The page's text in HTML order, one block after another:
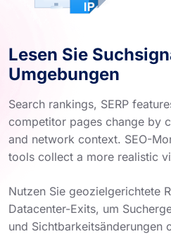
Lesen Sie
Umgebungen
Search rankings, SERP
competitor pages change by
and network context. SEO-
tools collect a more realistic
Nutzen Sie geozielgerichtete
Datacenter-Exits, um
und Sichtbarkeitsänderungen